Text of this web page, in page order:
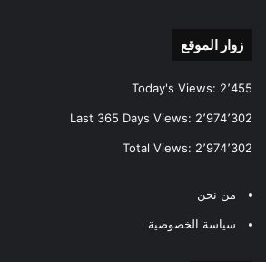
زوار الموقع
Today's Views: 2٬455
Last 365 Days Views: 2٬974٬302
Total Views: 2٬974٬302
من نحن
سياسة الخصوصية